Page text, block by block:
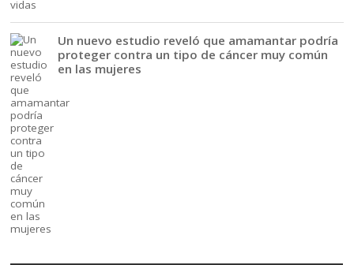
Un nuevo estudio reveló que amamantar podría
proteger contra un tipo de cáncer muy común
en las mujeres